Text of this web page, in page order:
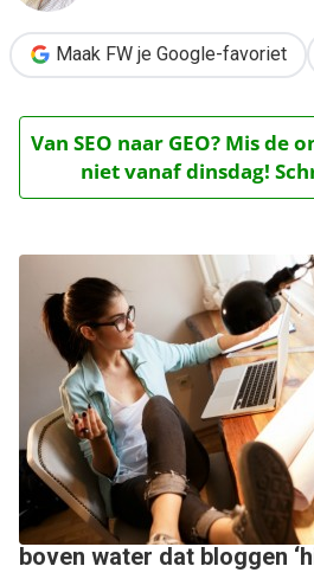
Maak FW je Google-favoriet
Van SEO naar GEO? Mis de
niet vanaf dinsdag!
boven water dat bloggen